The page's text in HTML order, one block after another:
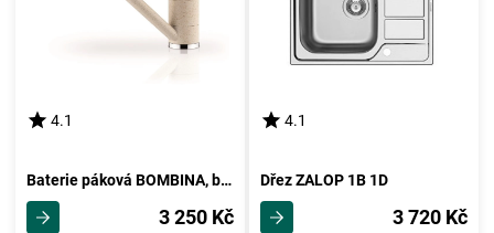
4.1
Baterie páková BOMBINA, béžová
3 250 Kč
4.1
Dřez ZALOP 1B 1D
3 720 Kč